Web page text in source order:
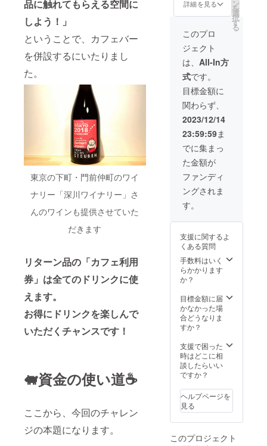
品に触れてもらえる空間に
しよう！」
ということで、カフェバー
を併設するにいたりまし
た。
東京の下町・門前仲町のワイ
ナリー「深川ワイナリー」さ
んのワインも提供させていた
だきます
リターン品の「カフェ利用
券」は全てのドリンクに使
えます。
お得にドリンクを楽しんで
いただくチャンスです！
🐖資金の使い道☕️
ここから、今回のチャレン
ジの本題になります。
サイ
ズ：横
105mm
×縦
95mm×
厚み
20mm
重さ：
約35g
した、
ロング
レット
なのに
コンパ
クトな
お財布
です。
柔らか
くてつ
いつい
触って
しまう
質感の
良さが
ありま
す。 ■
素材 本
体：
ピッグ
タン(グ
レー
ジュ) ■
仕様
ポケッ
ト×6/ フ
リーポ
ケット
入れ / 小
銭入れ
（ファ
ス
ナー）
縦9.6×
横19.5×
しのシ
ンプル
ほどよ
くまと
まって
身軽に
持ち歩
ける、
ピッグ
レザー
の薄さ
を活か
した、
ロング
ウォ
レット
なのに
コンパ
クトな
お財布
くてつ
いつい
触って
しまう
質感の
良さが
素材 本
体：
ピッグ
シャン
タン(グ
レー
ベー
ジュ) ■
仕様
ポケッ
ト×6/ フ
リーポ
用。 中
には、
ル、ブ
ルー、
ピン
ク、
ジュの4
色を使
用した
マルチ
カラー
となっ
ていま
す。
タイプ
は2タイ
プ。 ①
ジップ
がある
タイプ
②小銭
入れな
しのシ
ンプル
タイプ
まって
身軽に
持ち歩
レザー
の薄さ
を活か
した、
ウォ
なのに
コンパ
クトな
お財布
とし
持って
がって
いただ
けると
嬉しい
です。
①ショ
ルダー
②巾着
気分に
合わせ
てお使
いいた
だけま
す。 財
布、ス
ン、
ポーチ
など、
毎日持
ち歩く
必需品
500ml
のペッ
トボト
す。 日
常使い
のバッ
グとし
もしい
力。
ショル
結んで
を検討
※強度に
問題の
ない、
傷やシ
ワを使
用した
商品で
す。 傷
やシワ
を個性
とし
て、愛
着を
持って
可愛
がって
いただ
けると
①ショ
ルダー
②巾着
単体 と
気分に
合わせ
だけま
す。 財
布、ス
ン、
ポーチ
など、
毎日持
必需品
はもち
ろん、
500ml
トボト
寄付し
ていた
だける
方を探
してい
ます。
大切に
使わせ
ていた
だきま
す。
【コー
ヒーミ
ル】を
使用し
ている
写真を
メール
でお送
り致し
詳細を見る ン
を
選
択
す
る
このプロ
ジェクト
は、 All-In方
式です。
目標金額に
関わらず、
2023/12/14
23:59:59ま
でに集まっ
た金額が
ファンディ
ングされま
す。
支援に関するよ
くある質問
手数料はいく
らかかります
か？
目標金額に届
かなかった場
合どうなりま
すか？
支援で困った
時はどこに相
談したらいい
ですか？
ヘルプページを
見る
このプロジェクト